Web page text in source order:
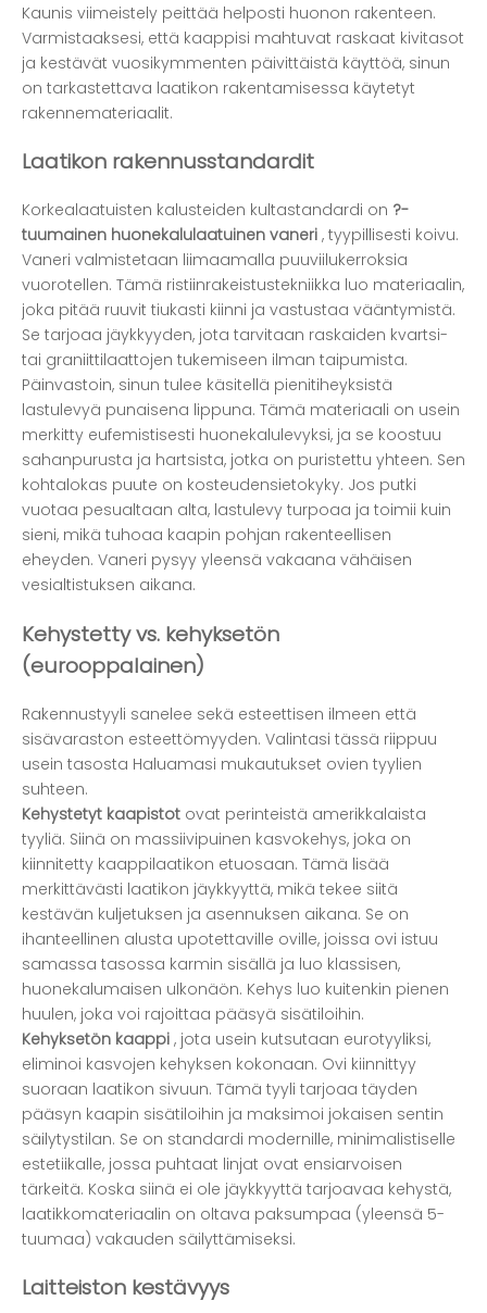
Kaunis viimeistely peittää helposti huonon rakenteen.
Varmistaaksesi, että kaappisi mahtuvat raskaat kivitasot
ja kestävät vuosikymmenten päivittäistä käyttöä, sinun
on tarkastettava laatikon rakentamisessa käytetyt
rakennemateriaalit.
Laatikon rakennusstandardit
Korkealaatuisten kalusteiden kultastandardi on ?-
tuumainen huonekalulaatuinen vaneri , tyypillisesti koivu.
Vaneri valmistetaan liimaamalla puuviilukerroksia
vuorotellen. Tämä ristiinrakeistustekniikka luo materiaalin,
joka pitää ruuvit tiukasti kiinni ja vastustaa vääntymistä.
Se tarjoaa jäykkyyden, jota tarvitaan raskaiden kvartsi-
tai graniittilaattojen tukemiseen ilman taipumista.
Päinvastoin, sinun tulee käsitellä pienitiheyksistä
lastulevyä punaisena lippuna. Tämä materiaali on usein
merkitty eufemistisesti huonekalulevyksi, ja se koostuu
sahanpurusta ja hartsista, jotka on puristettu yhteen. Sen
kohtalokas puute on kosteudensietokyky. Jos putki
vuotaa pesualtaan alta, lastulevy turpoaa ja toimii kuin
sieni, mikä tuhoaa kaapin pohjan rakenteellisen
eheyden. Vaneri pysyy yleensä vakaana vähäisen
vesialtistuksen aikana.
Kehystetty vs. kehyksetön
(eurooppalainen)
Rakennustyyli sanelee sekä esteettisen ilmeen että
sisävaraston esteettömyyden. Valintasi tässä riippuu
usein tasosta Haluamasi mukautukset ovien tyylien
suhteen.
Kehystetyt kaapistot ovat perinteistä amerikkalaista
tyyliä. Siinä on massiivipuinen kasvokehys, joka on
kiinnitetty kaappilaatikon etuosaan. Tämä lisää
merkittävästi laatikon jäykkyyttä, mikä tekee siitä
kestävän kuljetuksen ja asennuksen aikana. Se on
ihanteellinen alusta upotettaville oville, joissa ovi istuu
samassa tasossa karmin sisällä ja luo klassisen,
huonekalumaisen ulkonäön. Kehys luo kuitenkin pienen
huulen, joka voi rajoittaa pääsyä sisätiloihin.
Kehyksetön kaappi , jota usein kutsutaan eurotyyliksi,
eliminoi kasvojen kehyksen kokonaan. Ovi kiinnittyy
suoraan laatikon sivuun. Tämä tyyli tarjoaa täyden
pääsyn kaapin sisätiloihin ja maksimoi jokaisen sentin
säilytystilan. Se on standardi modernille, minimalistiselle
estetiikalle, jossa puhtaat linjat ovat ensiarvoisen
tärkeitä. Koska siinä ei ole jäykkyyttä tarjoavaa kehystä,
laatikkomateriaalin on oltava paksumpaa (yleensä 5-
tuumaa) vakauden säilyttämiseksi.
Laitteiston kestävyys